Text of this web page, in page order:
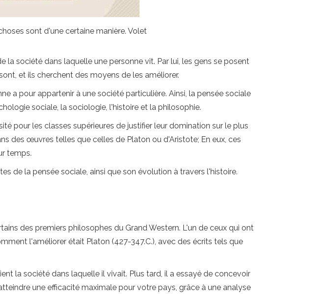
sont d'une certaine manière. Volet
société dans laquelle une personne vit. Par lui, les gens se posent
et ils cherchent des moyens de les améliorer.
a pour appartenir à une société particulière. Ainsi, la pensée sociale
sociale, la sociologie, l'histoire et la philosophie.
pour les classes supérieures de justifier leur domination sur le plus
des œuvres telles que celles de Platon ou d'Aristote; En eux, ces
temps.
de la pensée sociale, ainsi que son évolution à travers l'histoire.
des premiers philosophes du Grand Western. L'un de ceux qui ont
l'améliorer était Platon (427-347.C.), avec des écrits tels que
la société dans laquelle il vivait. Plus tard, il a essayé de concevoir
une efficacité maximale pour votre pays, grâce à une analyse